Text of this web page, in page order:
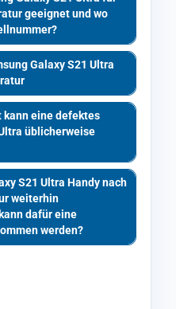
geeignet und wo
Galaxy S21 Ultra
eine defektes
üblicherweise
S21 Ultra Handy nach
weiterhin
dafür eine
werden?